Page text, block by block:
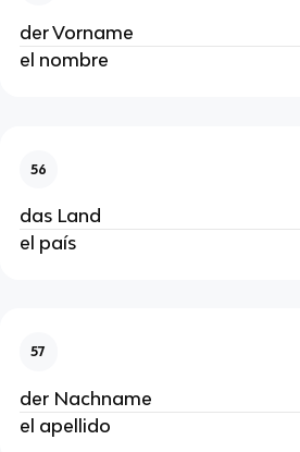
der Vorname
el nombre
56
das Land
el país
57
der Nachname
el apellido